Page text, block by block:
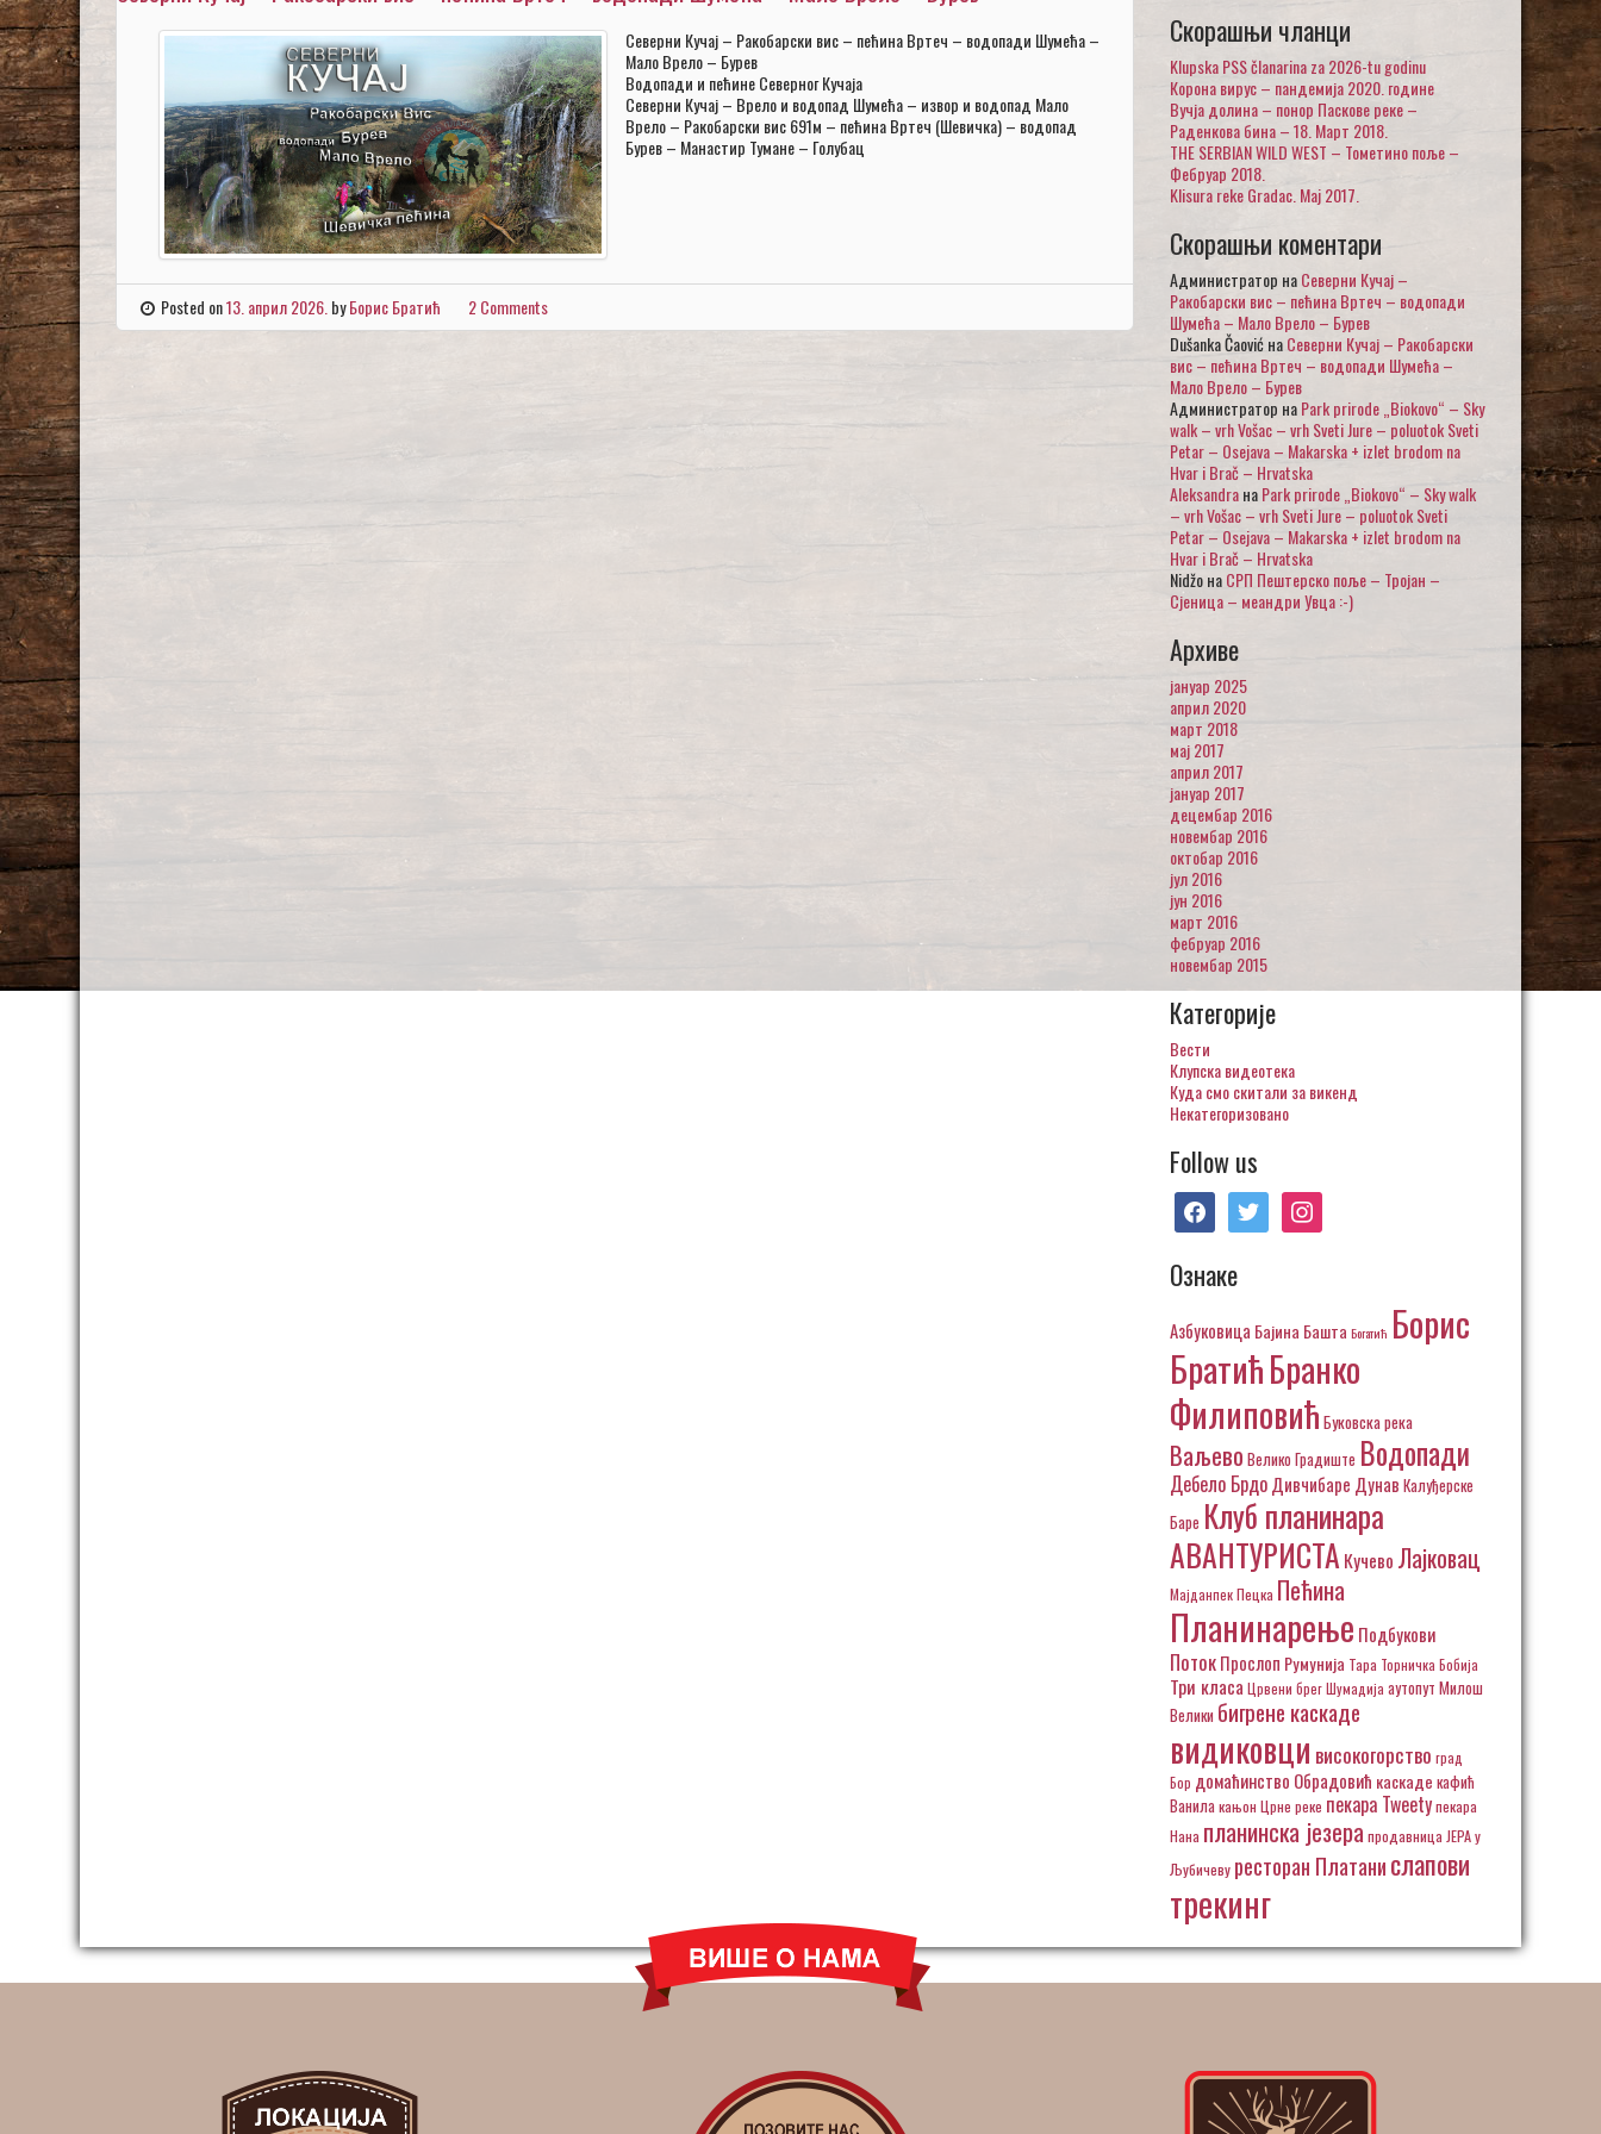
Северни Кучај – Ракобарски вис – пећина Вртеч – водопади Шумећа –
Мало Врело – Бурев
Водопади и пећине Северног Кучаја
Северни Кучај – Врело и водопад Шумећа – извор и водопад Мало
Врело – Ракобарски вис 691м – пећина Вртеч (Шевичка) – водопад
Бурев – Манастир Тумане – Голубац
Posted on13. април 2026. byБорис Братић 2 Comments
Скорашњи чланци
Klupska PSS članarina za 2026-tu godinu
Корона вирус – пандемија 2020. године
Вучја долина – понор Паскове реке –
Раденкова бина – 18. Март 2018.
THE SERBIAN WILD WEST – Тометино поље –
Фебруар 2018.
Klisura reke Gradac. Maj 2017.
Скорашњи коментари
Администратор наСеверни Кучај –
Ракобарски вис – пећина Вртеч – водопади
Шумећа – Мало Врело – Бурев
Dušanka ČaovićнаСеверни Кучај – Ракобарски
вис – пећина Вртеч – водопади Шумећа –
Мало Врело – Бурев
Администратор наPark prirode „Biokovo“ – Sky
walk – vrh Vošac – vrh Sveti Jure – poluotok Sveti
Petar – Osejava – Makarska + izlet brodom na
Hvar i Brač – Hrvatska
AleksandraнаPark prirode „Biokovo“ – Sky walk
– vrh Vošac – vrh Sveti Jure – poluotok Sveti
Petar – Osejava – Makarska + izlet brodom na
Hvar i Brač – Hrvatska
NidžoнаСРП Пештерско поље – Тројан –
Сјеница – меандри Увца :-)
Архиве
јануар 2025
април 2020
март 2018
мај 2017
април 2017
јануар 2017
децембар 2016
новембар 2016
октобар 2016
јул 2016
јун 2016
март 2016
фебруар 2016
новембар 2015
Категорије
Вести
Клупска видеотека
Куда смо скитали за викенд
Некатегоризовано
Follow us
facebooktwitter instagram
Ознаке
Азбуковица Бајина Башта Богатић Борис
БратићБранко
Филиповић Буковска река
Ваљево Велико Градиште Водопади
Дебело БрдоДивчибаре Дунав Калуђерске
Баре Клуб планинара
АВАНТУРИСТА Кучево Лајковац
МајданпекПецка Пећина
Планинарење Подбукови
ПотокПрослоп Румунија Тара Торничка Бобија
Три класа Црвени брегШумадија аутопут Милош
Велики бигрене каскаде
видиковци високогорство град
Бор домаћинство Обрадовић каскаде кафић
Ванила кањон Црне реке пекара Tweetyпекара
Нана планинска језера продавница ЈЕРА у
Љубичеву ресторан Платанислапови
трекинг